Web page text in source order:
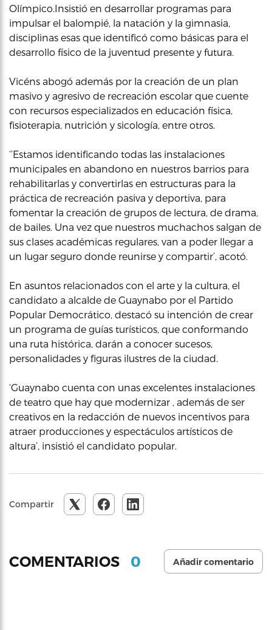
Olímpico.Insistió en desarrollar programas para
impulsar el balompié, la natación y la gimnasia,
disciplinas esas que identificó como básicas para el
desarrollo físico de la juventud presente y futura.
Vicéns abogó además por la creación de un plan
masivo y agresivo de recreación escolar que cuente
con recursos especializados en educación física,
fisioterapia, nutrición y sicología, entre otros.
‘’Estamos identificando todas las instalaciones
municipales en abandono en nuestros barrios para
rehabilitarlas y convertirlas en estructuras para la
práctica de recreación pasiva y deportiva, para
fomentar la creación de grupos de lectura, de drama,
de bailes. Una vez que nuestros muchachos salgan de
sus clases académicas regulares, van a poder llegar a
un lugar seguro donde reunirse y compartir’, acotó.
En asuntos relacionados con el arte y la cultura, el
candidato a alcalde de Guaynabo por el Partido
Popular Democrático, destacó su intención de crear
un programa de guías turísticos, que conformando
una ruta histórica, darán a conocer sucesos,
personalidades y figuras ilustres de la ciudad.
‘Guaynabo cuenta con unas excelentes instalaciones
de teatro que hay que modernizar , además de ser
creativos en la redacción de nuevos incentivos para
atraer producciones y espectáculos artísticos de
altura’, insistió el candidato popular.
Compartir
COMENTARIOS 0 Añadir comentario